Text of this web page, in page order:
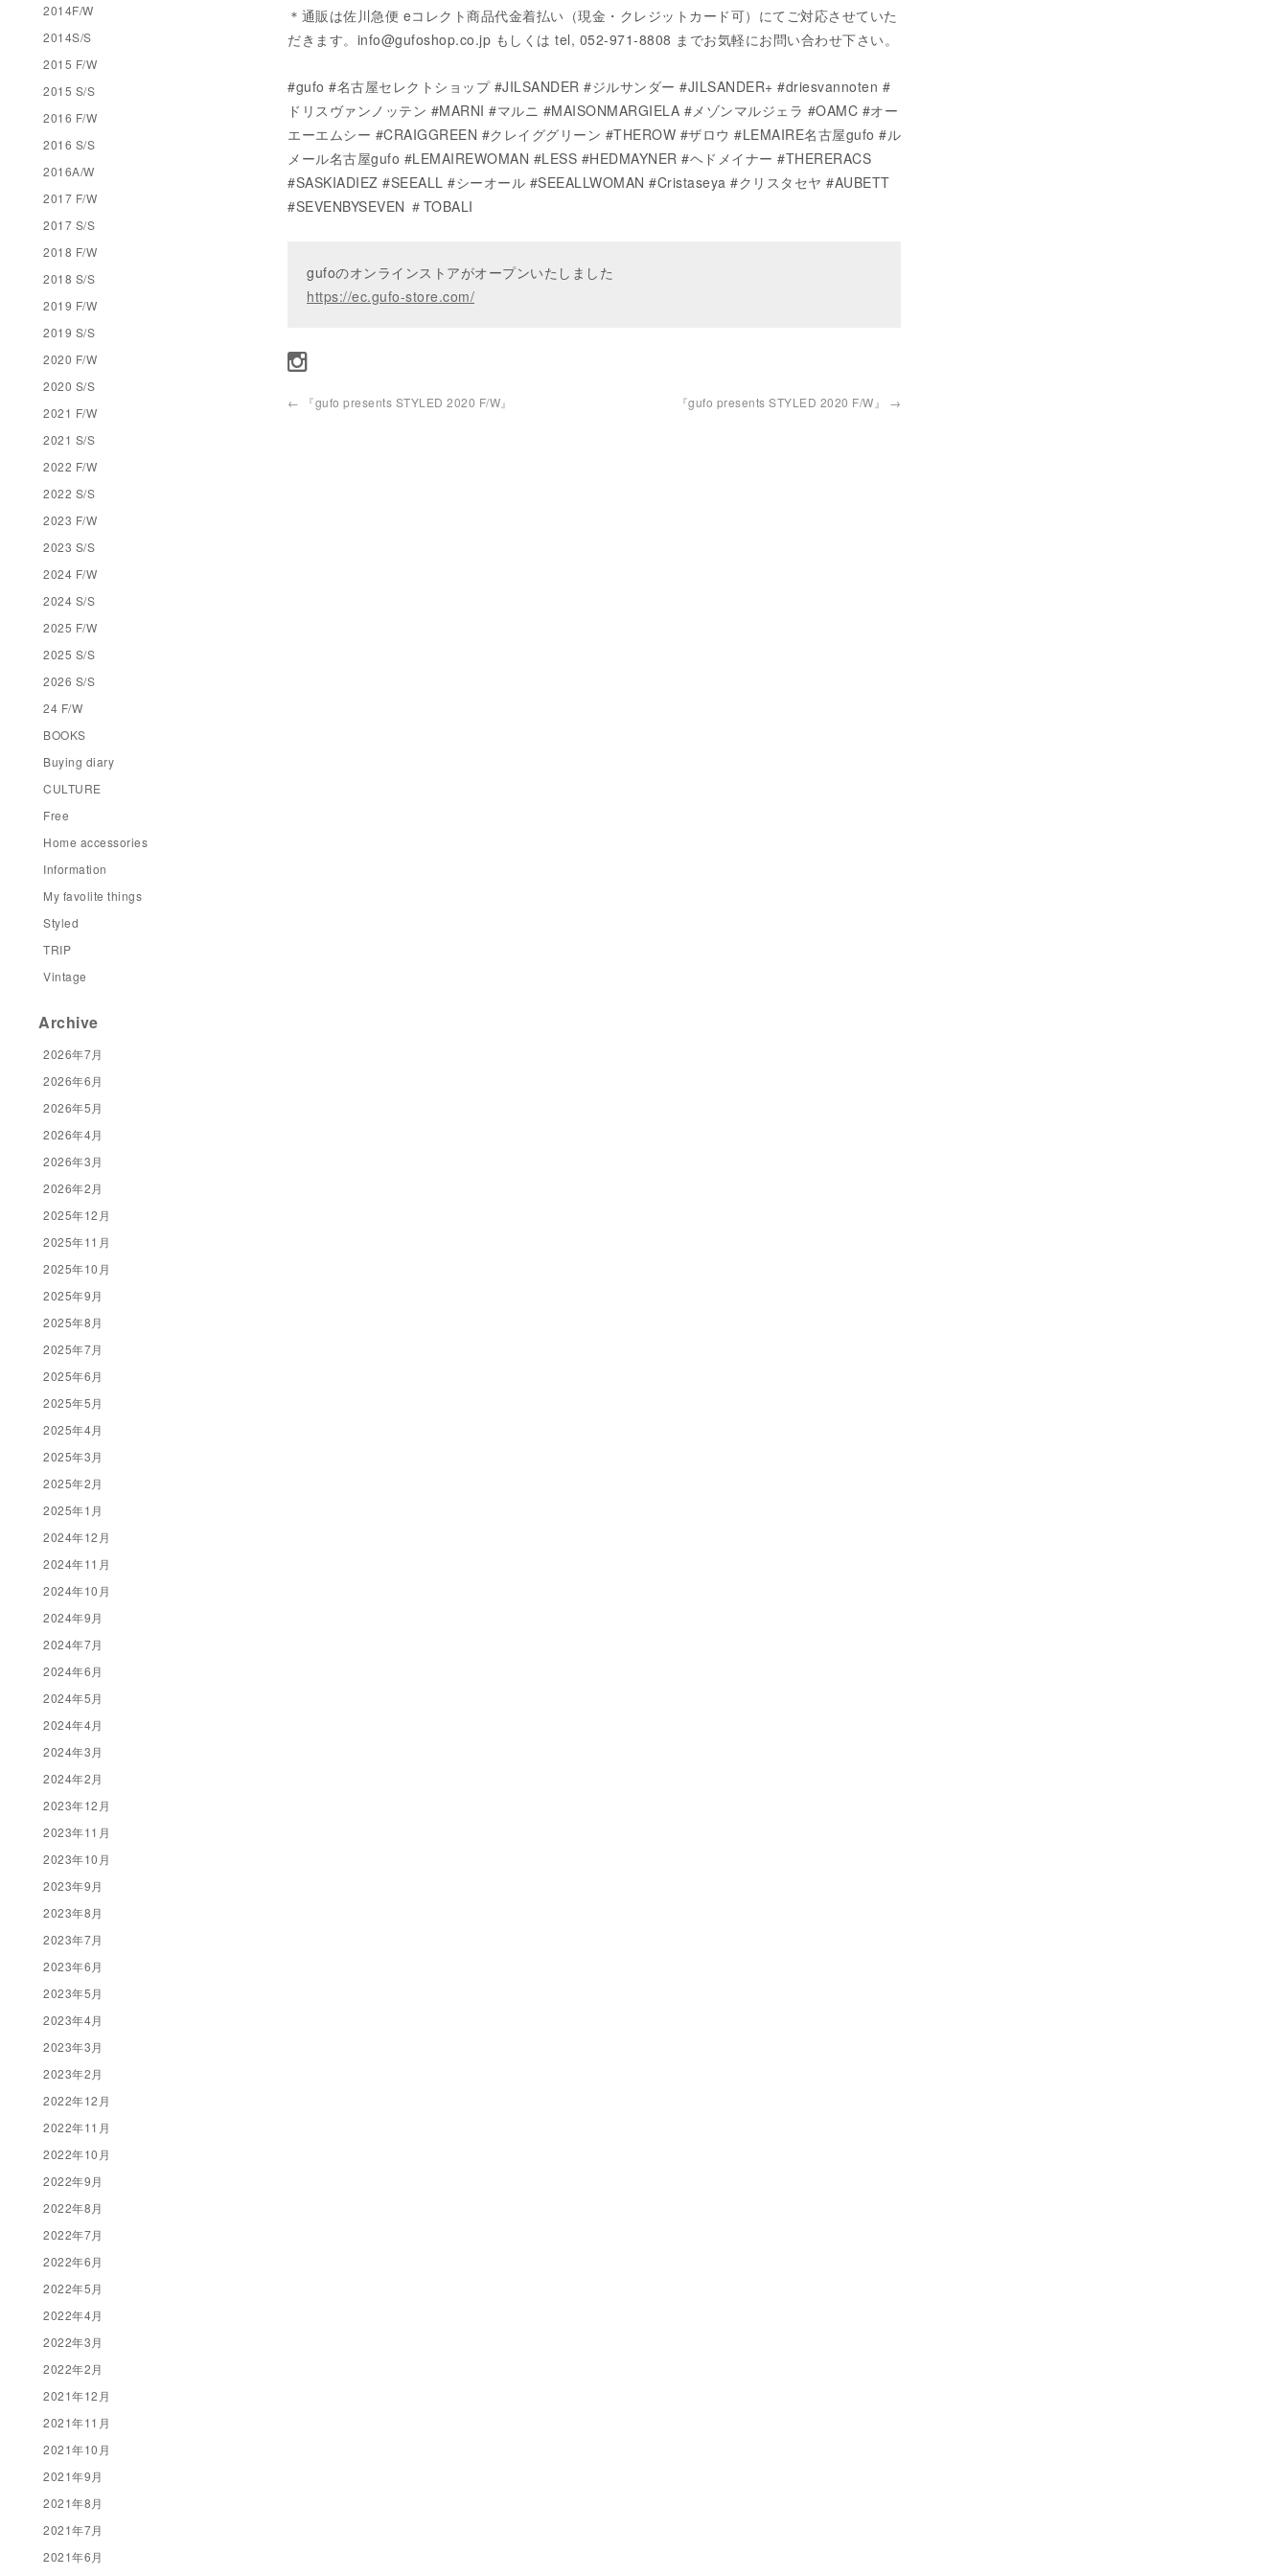
＊通販は佐川急便 eコレクト商品代金着払い（現金・クレジットカード可）にてご対応させていた
だきます。info@gufoshop.co.jp もしくは tel, 052-971-8808 までお気軽にお問い合わせ下さい。
#gufo #名古屋セレクトショップ #JILSANDER #ジルサンダー #JILSANDER+ #driesvannoten #
ドリスヴァンノッテン #MARNI #マルニ #MAISONMARGIELA #メゾンマルジェラ #OAMC #オー
エーエムシー #CRAIGGREEN #クレイググリーン #THEROW #ザロウ #LEMAIRE名古屋gufo #ル
メール名古屋gufo #LEMAIREWOMAN #LESS #HEDMAYNER #ヘドメイナー #THERERACS
#SASKIADIEZ #SEEALL #シーオール #SEEALLWOMAN #Cristaseya #クリスタセヤ #AUBETT
#SEVENBYSEVEN ＃TOBALI
gufoのオンラインストアがオープンいたしました
https://ec.gufo-store.com/
← 『gufo presents STYLED 2020 F/W』 『gufo presents STYLED 2020 F/W』 →
2014F/W
2014S/S
2015 F/W
2015 S/S
2016 F/W
2016 S/S
2016A/W
2017 F/W
2017 S/S
2018 F/W
2018 S/S
2019 F/W
2019 S/S
2020 F/W
2020 S/S
2021 F/W
2021 S/S
2022 F/W
2022 S/S
2023 F/W
2023 S/S
2024 F/W
2024 S/S
2025 F/W
2025 S/S
2026 S/S
24 F/W
BOOKS
Buying diary
CULTURE
Free
Home accessories
Information
My favolite things
Styled
TRIP
Vintage
Archive
2026年7月
2026年6月
2026年5月
2026年4月
2026年3月
2026年2月
2025年12月
2025年11月
2025年10月
2025年9月
2025年8月
2025年7月
2025年6月
2025年5月
2025年4月
2025年3月
2025年2月
2025年1月
2024年12月
2024年11月
2024年10月
2024年9月
2024年7月
2024年6月
2024年5月
2024年4月
2024年3月
2024年2月
2023年12月
2023年11月
2023年10月
2023年9月
2023年8月
2023年7月
2023年6月
2023年5月
2023年4月
2023年3月
2023年2月
2022年12月
2022年11月
2022年10月
2022年9月
2022年8月
2022年7月
2022年6月
2022年5月
2022年4月
2022年3月
2022年2月
2021年12月
2021年11月
2021年10月
2021年9月
2021年8月
2021年7月
2021年6月